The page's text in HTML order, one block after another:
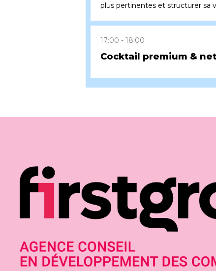
plus pertinentes et structurer sa
17:00 18:00
Cocktail premium &